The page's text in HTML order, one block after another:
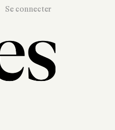
Se connecter